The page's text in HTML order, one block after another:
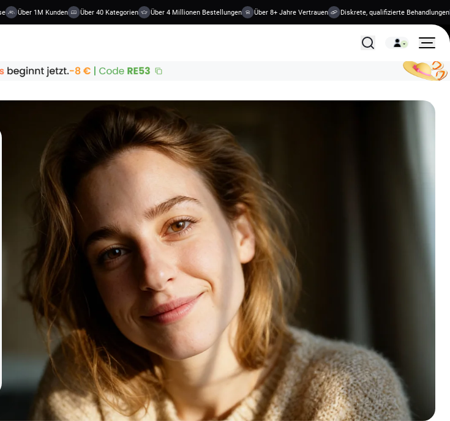
Über 1M Kunden Über 40 Kategorien Über 4 Millionen Bestellungen Über 8+ Jahre Vertrauen Diskrete, qualifizierte Behandlungen
Alle Behandlungen